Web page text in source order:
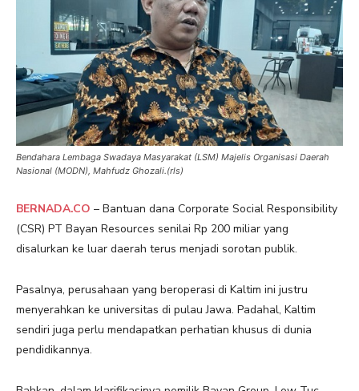
Bendahara Lembaga Swadaya Masyarakat (LSM) Majelis Organisasi Daerah
Nasional (MODN), Mahfudz Ghozali.(rls)
BERNADA.CO – Bantuan dana Corporate Social Responsibility
(CSR) PT Bayan Resources senilai Rp 200 miliar yang
disalurkan ke luar daerah terus menjadi sorotan publik.
Pasalnya, perusahaan yang beroperasi di Kaltim ini justru
menyerahkan ke universitas di pulau Jawa. Padahal, Kaltim
sendiri juga perlu mendapatkan perhatian khusus di dunia
pendidikannya.